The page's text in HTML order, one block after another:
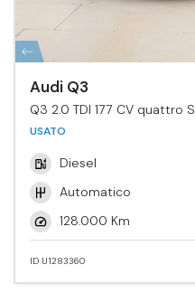
Audi Q3
Q3 2.0 TDI 177 CV quattro
USATO
Diesel
Automatico
128.000 Km
ID U1283360